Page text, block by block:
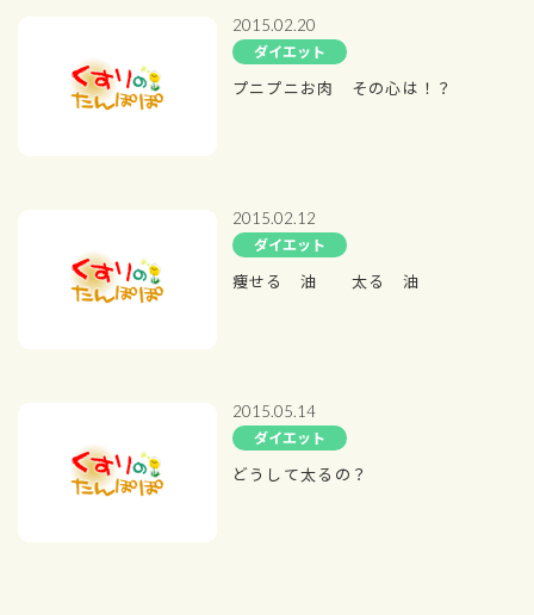
2015.02.20
ダイエット
プニプニお肉 その心は！？
2015.02.12
ダイエット
痩せる 油 太る 油
2015.05.14
ダイエット
どうして太るの？